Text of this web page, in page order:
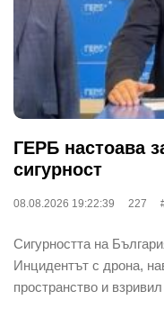
ГЕРБ настоава
сигурност
08.08.2026 19:22:39 227
Сигурността на
Инцидентът с дрона,
пространство и